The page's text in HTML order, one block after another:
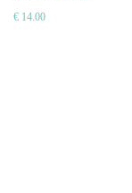
€ 14.00